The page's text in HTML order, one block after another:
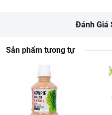
Mù tạt Dijon 19,5% (nước,
gia vị (nghệ, bột gừng, bột
metabisulfit), đường, mật
màu tự nhiên: caramen
Hướng dẫn sử dụng:
Dùng trực tiếp như gia vị
mai, bánh mì.
Đánh Giá
Sản phẩm tương tự